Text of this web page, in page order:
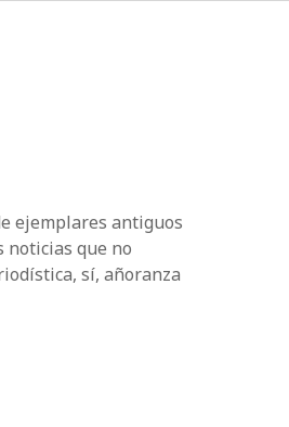
ejemplares antiguos
noticias que no
sí, añoranza